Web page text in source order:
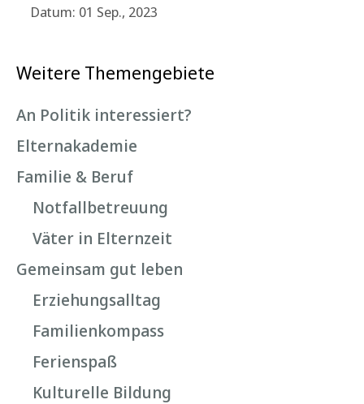
Datum: 01 Sep., 2023
Weitere Themengebiete
An Politik interessiert?
Elternakademie
Familie & Beruf
Notfallbetreuung
Väter in Elternzeit
Gemeinsam gut leben
Erziehungsalltag
Familienkompass
Ferienspaß
Kulturelle Bildung